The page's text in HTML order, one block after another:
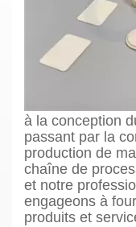
Céramiques
Céramiques
Nous nous
à la conception
passant par la
production de
chaîne de
et notre
engageons à
produits et